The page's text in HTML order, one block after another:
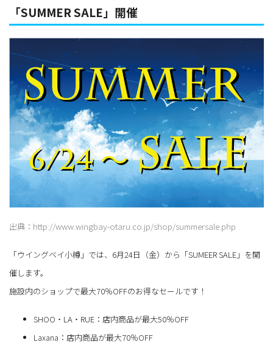
「SUMMER SALE」開催
出典：http://www.wingbay-otaru.co.jp/shop/summersale.php
「ウイングベイ小樽」では、6月24日（金）から「SUMEER SALE」を開
催します。
施設内のショップで最大70％OFFのお得なセールです！
SHOO・LA・RUE：店内商品が最大50％OFF
Laxana：店内商品が最大70％OFF